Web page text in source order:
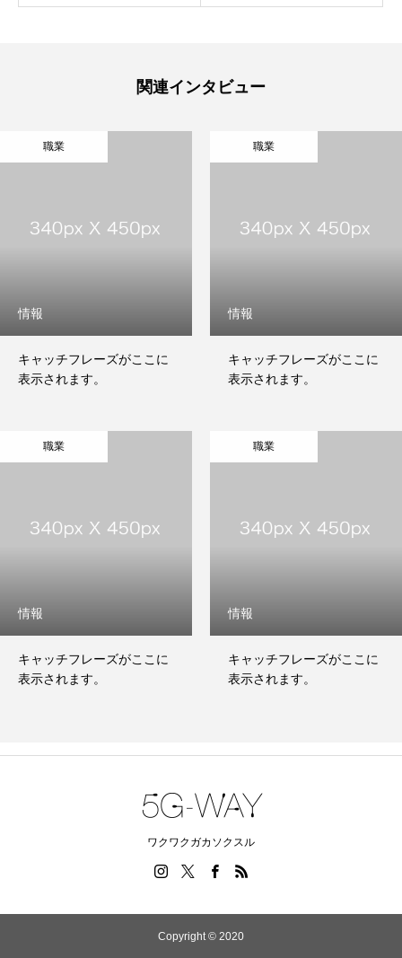
できること
お問合せ
関連インタビュー
職業
情報
キャッチフレーズがここに
表示されます。
職業
情報
キャッチフレーズがここに
表示されます。
職業
情報
キャッチフレーズがここに
表示されます。
職業
情報
キャッチフレーズがここに
表示されます。
ワクワクガカソクスル
Copyright © 2020